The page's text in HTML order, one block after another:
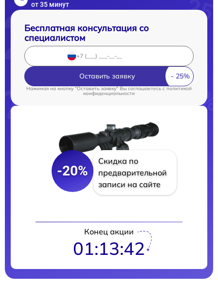
от 35 минут
Бесплатная консультация со
специалистом
Оставить заявку
Нажимая на кнопку "Оставить заявку" Вы соглашаетесь cполитикой
конфиденциальности
-20%
Скидка по
предварительной
записи на сайте
Конец акции
01:13:42